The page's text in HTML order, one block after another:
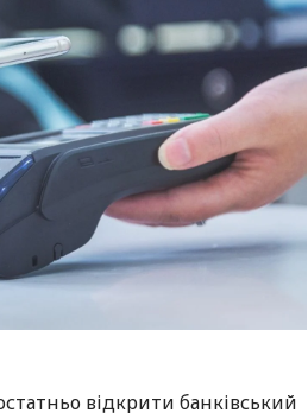
відкрити банківський